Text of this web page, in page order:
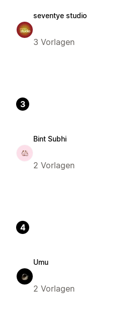
seventye studio
3 Vorlagen
3
Bint Subhi
2 Vorlagen
4
Umu
2 Vorlagen